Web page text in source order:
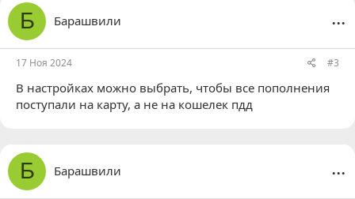
Б Барашвили ...
17 Ноя 2024 #3
В настройках можно выбрать, чтобы все пополнения
поступали на карту, а не на кошелек пдд
Б Барашвили ...